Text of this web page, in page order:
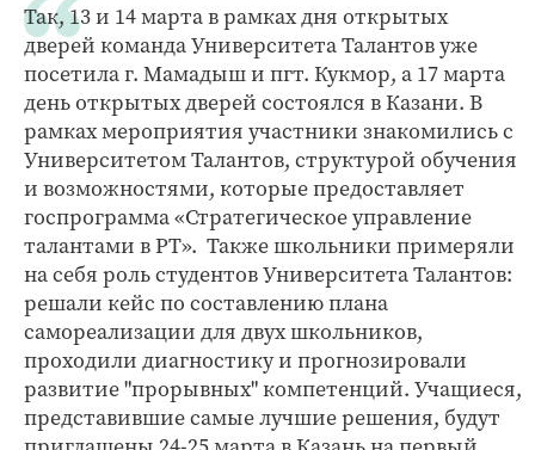
Так, 13 и 14 марта в рамках дня открытых
дверей команда Университета Талантов уже
посетила г. Мамадыш и пгт. Кукмор, а 17 марта
день открытых дверей состоялся в Казани. В
рамках мероприятия участники знакомились с
Университетом Талантов, структурой обучения
и возможностями, которые предоставляет
госпрограмма «Стратегическое управление
талантами в РТ». Также школьники примеряли
на себя роль студентов Университета Талантов:
решали кейс по составлению плана
самореализации для двух школьников,
проходили диагностику и прогнозировали
развитие "прорывных" компетенций. Учащиеся,
представившие самые лучшие решения, будут